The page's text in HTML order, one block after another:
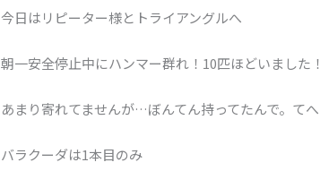
今日はリピーター様とトライアングルへ
朝一安全停止中にハンマー群れ！10匹ほどいました！
あまり寄れてませんが…ぼんてん持ってたんで。てへ
バラクーダは1本目のみ